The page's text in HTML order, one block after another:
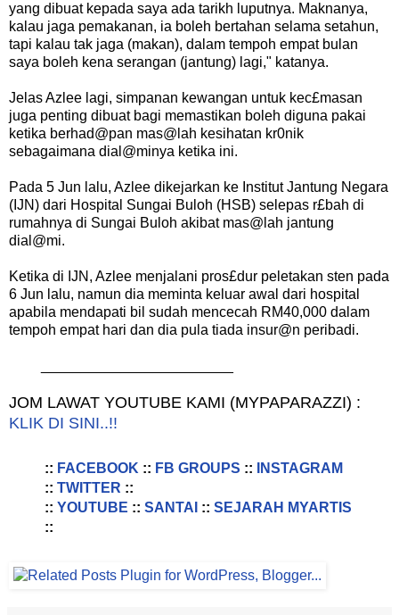
yang dibuat kepada saya ada tarikh luputnya. Maknanya,
kalau jaga pemakanan, ia boleh bertahan selama setahun,
tapi kalau tak jaga (makan), dalam tempoh empat bulan
saya boleh kena serangan (jantung) lagi," katanya.
Jelas Azlee lagi, simpanan kewangan untuk kec£masan
juga penting dibuat bagi memastikan boleh diguna pakai
ketika berhad@pan mas@lah kesihatan kr0nik
sebagaimana dial@minya ketika ini.
Pada 5 Jun lalu, Azlee dikejarkan ke Institut Jantung Negara
(IJN) dari Hospital Sungai Buloh (HSB) selepas r£bah di
rumahnya di Sungai Buloh akibat mas@lah jantung
dial@mi.
Ketika di IJN, Azlee menjalani pros£dur peletakan sten pada
6 Jun lalu, namun dia meminta keluar awal dari hospital
apabila mendapati bil sudah mencecah RM40,000 dalam
tempoh empat hari dan dia pula tiada insur@n peribadi.
JOM LAWAT YOUTUBE KAMI (MYPAPARAZZI) :
KLIK DI SINI..!!
:: FACEBOOK :: FB GROUPS ::
INSTAGRAM
:: TWITTER ::
:: YOUTUBE :: SANTAI :: SEJARAH MYARTIS
::